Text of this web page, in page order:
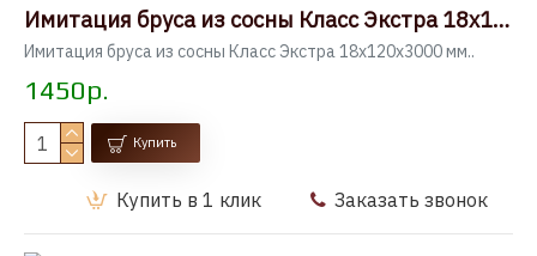
Имитация бруса из сосны Класс Экстра 18x120x3000 мм
Имитация бруса из сосны Класс Экстра 18x120x3000 мм..
1450р.
Купить
Купить в 1 клик Заказать звонок